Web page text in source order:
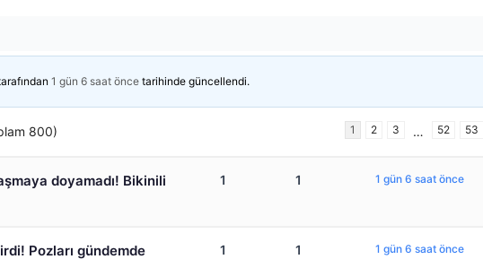
1 gün 6 saat önce tarihinde güncellendi.
800) 1 2 3 … 52 53
doyamadı! Bikinili
1 1 1 gün 6 saat önce
Pozları gündemde 1 1 1 gün 6 saat önce